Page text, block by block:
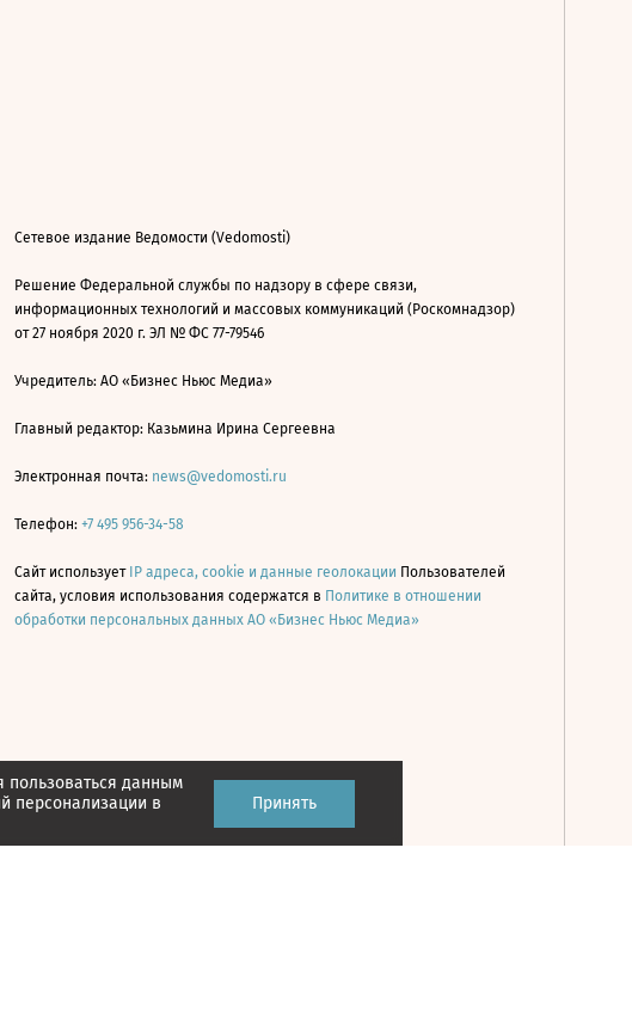
данным
персонализации в
Принять
Сетевое издание Ведомости (Vedomosti)
Решение Федеральной службы по надзору в сфере связи,
информационных технологий и массовых коммуникаций (Роскомнадзор)
от 27 ноября 2020 г. ЭЛ № ФС 77-79546
Учредитель: АО «Бизнес Ньюс Медиа»
Главный редактор: Казьмина Ирина Сергеевна
Электронная почта: news@vedomosti.ru
Телефон: +7 495 956-34-58
Сайт использует IP адреса, cookie и данные геолокации Пользователей
сайта, условия использования содержатся в Политике в отношении
обработки персональных данных АО «Бизнес Ньюс Медиа»